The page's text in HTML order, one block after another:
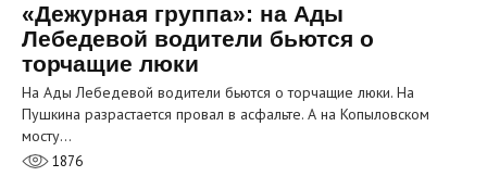
«Дежурная группа»: на Ады
Лебедевой водители бьются о
торчащие люки
На Ады Лебедевой водители бьются о торчащие люки. На
Пушкина разрастается провал в асфальте. А на Копыловском
мосту…
1876